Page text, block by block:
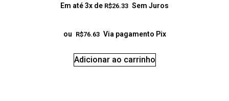
Em até 3x de R$26.33 Sem Juros
ou R$76.63 Via pagamento Pix
Adicionar ao carrinho